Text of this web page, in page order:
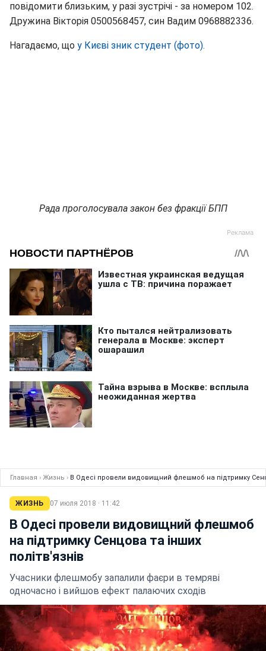
повідомити близьким, у разі зустрічі - за номером 102.
Дружина Вікторія 0500568457, син Вадим 0968882336.
Нагадаємо, що у Києві зник студент (фото).
Рада проголосувала закон без фракції БПП
Главная › Жизнь › В Одесі провели видовищний флешмоб на підтримку
ЖИЗНЬ 07 июля 2018 · 11:42
В Одесі провели видовищний флешмоб
на підтримку Сенцова та інших
політв'язнів
Учасники флешмобу запалили фаєри в темряві
одночасно і вийшов ефект палаючих сходів